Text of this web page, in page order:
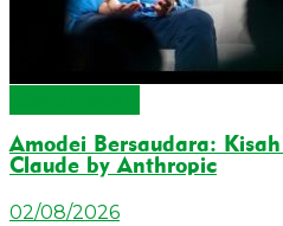
Amodei Bersaudara:
Claude by Anthropic
02/08/2026